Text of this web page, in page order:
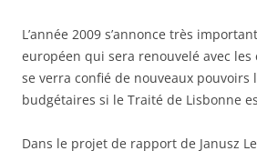
L’année 2009 s’annonce très
européen qui sera renouvelé avec
se verra confié de nouveaux pouvoirs
budgétaires si le Traité de Lisbonne
Dans le projet de rapport de Janusz